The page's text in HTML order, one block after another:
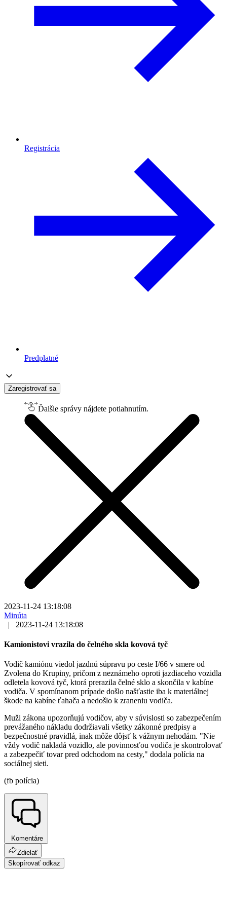
Registrácia
Predplatné
Zaregistrovať sa
Ďalšie správy nájdete potiahnutím.
2023-11-24 13:18:08
Minúta
|
2023-11-24 13:18:08
Kamionistovi vrazila do čelného skla kovová tyč
Vodič kamiónu viedol jazdnú súpravu po ceste I/66 v smere od
Zvolena do Krupiny, pričom z neznámeho oproti jazdiaceho vozidla
odletela kovová tyč, ktorá prerazila čelné sklo a skončila v kabíne
vodiča. V spomínanom prípade došlo našťastie iba k materiálnej
škode na kabíne ťahača a nedošlo k zraneniu vodiča.
Muži zákona upozorňujú vodičov, aby v súvislosti so zabezpečením
prevážaného nákladu dodržiavali všetky zákonné predpisy a
bezpečnostné pravidlá, inak môže dôjsť k vážnym nehodám. "Nie
vždy vodič nakladá vozidlo, ale povinnosťou vodiča je skontrolovať
a zabezpečiť tovar pred odchodom na cesty," dodala polícia na
sociálnej sieti.
(fb polícia)
Komentáre
Zdielať
Skopírovať odkaz